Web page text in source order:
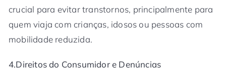
crucial para evitar transtornos, principalmente para
quem viaja com crianças, idosos ou pessoas com
mobilidade reduzida.
4.Direitos do Consumidor e Denúncias